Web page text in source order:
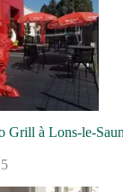
Grill à Lons-le-